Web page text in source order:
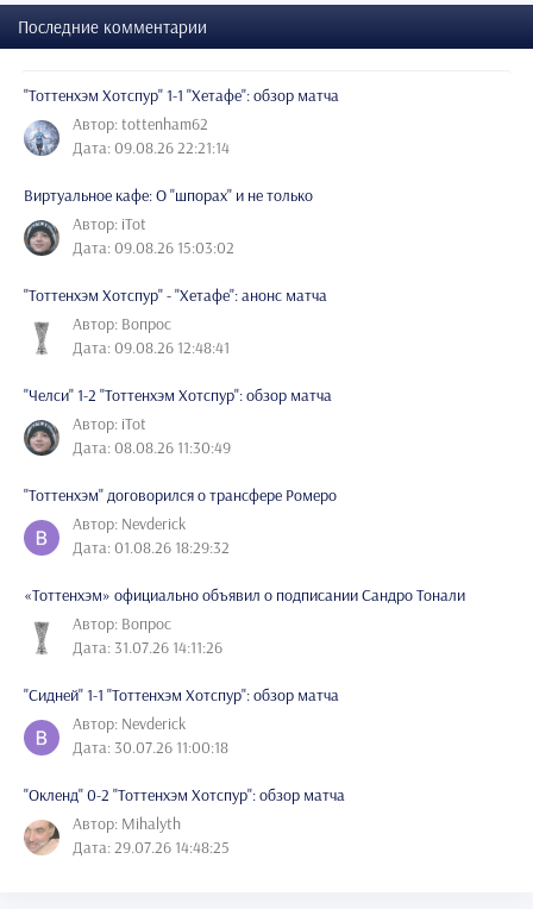
Последние комментарии
"Тоттенхэм Хотспур" 1-1 "Хетафе": обзор матча
Автор: tottenham62
Дата: 09.08.26 22:21:14
Виртуальное кафе: О "шпорах" и не только
Автор: iTot
Дата: 09.08.26 15:03:02
"Тоттенхэм Хотспур" - "Хетафе": анонс матча
Автор: Вопрос
Дата: 09.08.26 12:48:41
"Челси" 1-2 "Тоттенхэм Хотспур": обзор матча
Автор: iTot
Дата: 08.08.26 11:30:49
"Тоттенхэм" договорился о трансфере Ромеро
Автор: Nevderick
Дата: 01.08.26 18:29:32
«Тоттенхэм» официально объявил о подписании Сандро Тонали
Автор: Вопрос
Дата: 31.07.26 14:11:26
"Сидней" 1-1 "Тоттенхэм Хотспур": обзор матча
Автор: Nevderick
Дата: 30.07.26 11:00:18
"Окленд" 0-2 "Тоттенхэм Хотспур": обзор матча
Автор: Mihalyth
Дата: 29.07.26 14:48:25